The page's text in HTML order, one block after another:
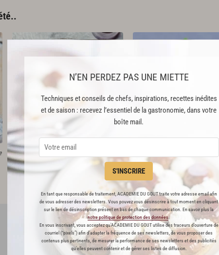
N’EN PERDEZ PAS UNE MIETTE
Techniques et conseils de chefs, inspirations, recettes inédites
et de saison : recevez l’essentiel de la gastronomie, dans votre
boîte mail.
S'INSCRIRE
En tant que responsable de traitement, ACADEMIE DU GOUT traite votre adresse email afin
de vous adresser des newsletters. Vous pouvez vous désinscrire à tout moment en cliquant
sur le lien de désinscription présent en bas de chaque communication. En savoir plus la
notre politique de protection des données.
En vous inscrivant, vous acceptez qu'ACADEMIE DU GOUT utilise des traceurs d’ouverture de
courriel (“pixels”) afin d’adapter la fréquence de ses newsletters, de vous proposer des
contenus plus pertinents, de mesurer la performance de ses newsletters et des publicités
qu’elles peuvent contenir et de gérer ses listes de diffusion.
Les carottes confites au vin rouge,
gourmandes et excellentes pour la santé :
c'est l'accompagnement parfait pour vos
feta de Julie Andrieu, qui se marie à
merveille avec toutes les viandes !